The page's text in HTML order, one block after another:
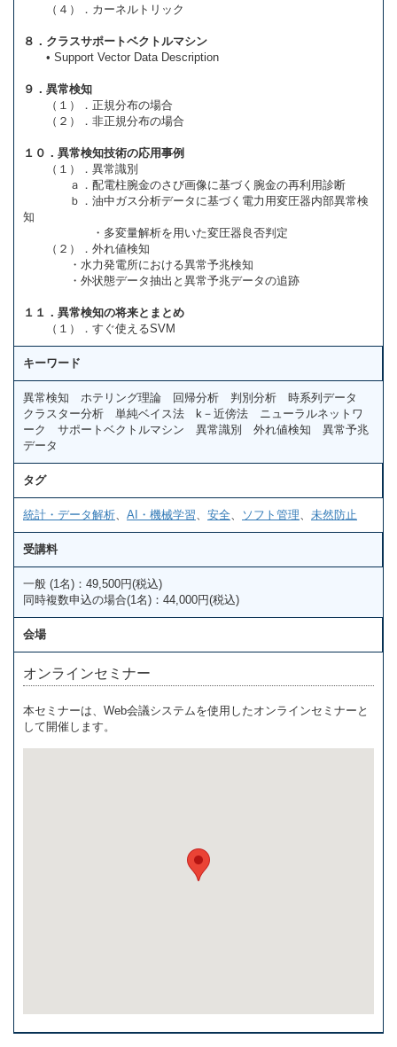
（４）．カーネルトリック
８．クラスサポートベクトルマシン
• Support Vector Data Description
９．異常検知
（１）．正規分布の場合
（２）．非正規分布の場合
１０．異常検知技術の応用事例
（１）．異常識別
ａ．配電柱腕⾦のさび画像に基づく腕金の再利用診断
ｂ．油中ガス分析データに基づく電力用変圧器内部異常検
知
・多変量解析を用いた変圧器良否判定
（２）．外れ値検知
・水力発電所における異常予兆検知
・外状態データ抽出と異常予兆データの追跡
１１．異常検知の将来とまとめ
（１）．すぐ使えるSVM
キーワード
異常検知 ホテリング理論 回帰分析 判別分析 時系列データ
クラスター分析 単純ベイス法 k－近傍法 ニューラルネットワ
ーク サポートベクトルマシン 異常識別 外れ値検知 異常予兆
データ
タグ
統計・データ解析 AI・機械学習 安全 ソフト管理 未然防止
受講料
一般 (1名)：49,500円(税込)
同時複数申込の場合(1名)：44,000円(税込)
会場
オンラインセミナー
本セミナーは、Web会議システムを使用したオンラインセミナーと
して開催します。